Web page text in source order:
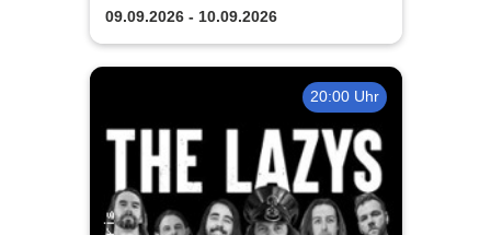
guter Begleitung
09.09.2026 - 10.09.2026
20:00 Uhr